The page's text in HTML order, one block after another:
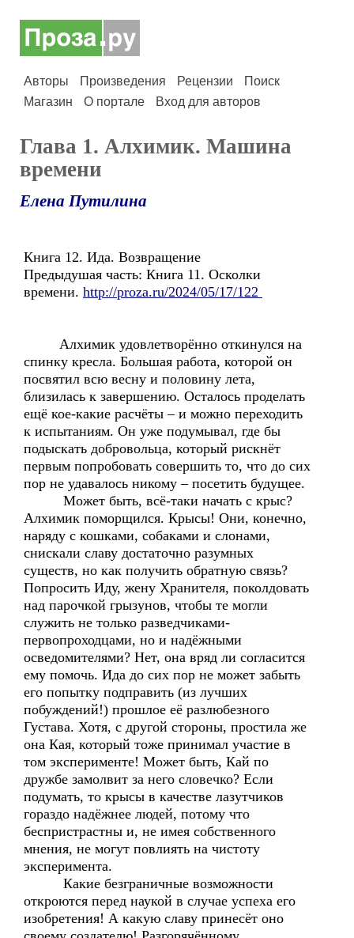
Авторы Произведения Рецензии
Поиск
Магазин
О портале Вход для авторов
Глава 1. Алхимик. Машина
времени
Елена Путилина
Книга 12. Ида. Возвращение
Предыдушая часть: Книга 11. Осколки
времени. http://proza.ru/2024/05/17/122
Алхимик удовлетворённо откинулся на
спинку кресла. Большая работа, которой он
посвятил всю весну и половину лета,
близилась к завершению. Осталось проделать
ещё кое-какие расчёты – и можно переходить
к испытаниям. Он уже подумывал, где бы
подыскать добровольца, который рискнёт
первым попробовать совершить то, что до сих
пор не удавалось никому – посетить будущее.
Может быть, всё-таки начать с крыс?
Алхимик поморщился. Крысы! Они, конечно,
наряду с кошками, собаками и слонами,
снискали славу достаточно разумных
существ, но как получить обратную связь?
Попросить Иду, жену Хранителя, поколдовать
над парочкой грызунов, чтобы те могли
служить не только разведчиками-
первопроходцами, но и надёжными
осведомителями? Нет, она вряд ли согласится
ему помочь. Ида до сих пор не может забыть
его попытку подправить (из лучших
побуждений!) прошлое её разлюбезного
Густава. Хотя, с другой стороны, простила же
она Кая, который тоже принимал участие в
том эксперименте! Может быть, Кай по
дружбе замолвит за него словечко? Если
подумать, то крысы в качестве лазутчиков
гораздо надёжнее людей, потому что
беспристрастны и, не имея собственного
мнения, не могут повлиять на чистоту
эксперимента.
Какие безграничные возможности
откроются перед наукой в случае успеха его
изобретения! А какую славу принесёт оно